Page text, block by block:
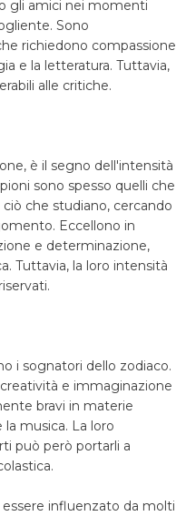
gli amici nei momenti
Sono
richiedono compassione
e la letteratura. Tuttavia,
alle critiche.
è il segno dell'intensità
sono spesso quelli che
che studiano, cercando
Eccellono in
e determinazione,
Tuttavia, la loro intensità
i sognatori dello zodiaco.
e immaginazione
bravi in materie
musica. La loro
può però portarli a
influenzato da molti